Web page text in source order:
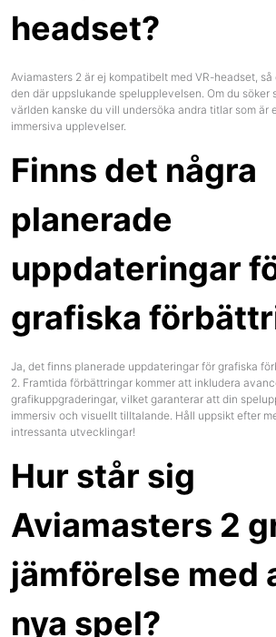
headset?
Aviamasters 2 är ej kompatibelt med VR-headset,
den där uppslukande spelupplevelsen. Om du söker
världen kanske du vill undersöka andra titlar som är
immersiva upplevelser.
Finns det några
planerade
uppdateringar
grafiska
Ja, det finns planerade uppdateringar för grafiska
2. Framtida förbättringar kommer att inkludera
grafikuppgraderingar, vilket garanterar att din
immersiv och visuellt tilltalande. Håll uppsikt efter
intressanta utvecklingar!
Hur står sig
Aviamasters 2
jämförelse med
nya spel?